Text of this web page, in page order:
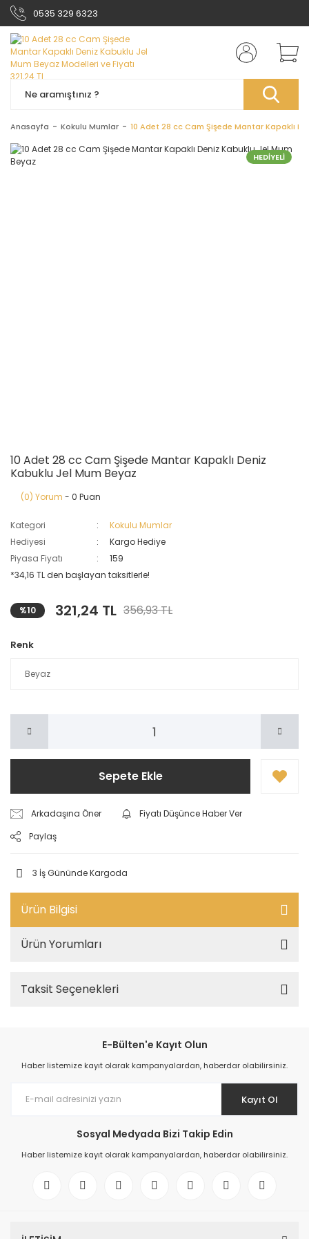
0535 329 6323
Anasayfa Kokulu Mumlar 10 Adet 28 cc Cam Şişede Mantar Kapaklı
HEDİYELİ
10 Adet 28 cc Cam Şişede Mantar Kapaklı Deniz
Kabuklu Jel Mum Beyaz
(0) Yorum - 0 Puan
Kategori
Kokulu Mumlar
Hediyesi
Kargo Hediye
Piyasa Fiyatı
159
*34,16 TL den başlayan taksitlerle!
%10 321,24 TL 356,93 TL
Renk
Sepete Ekle
Arkadaşına Öner
Fiyatı Düşünce Haber Ver
Paylaş
3 İş Gününde Kargoda
Ürün Bilgisi
Ürün Yorumları
Taksit Seçenekleri
E-Bülten'e Kayıt Olun
Haber listemize kayıt olarak kampanyalardan, haberdar olabilirsiniz.
Kayıt Ol
Sosyal Medyada Bizi Takip Edin
Haber listemize kayıt olarak kampanyalardan, haberdar olabilirsiniz.